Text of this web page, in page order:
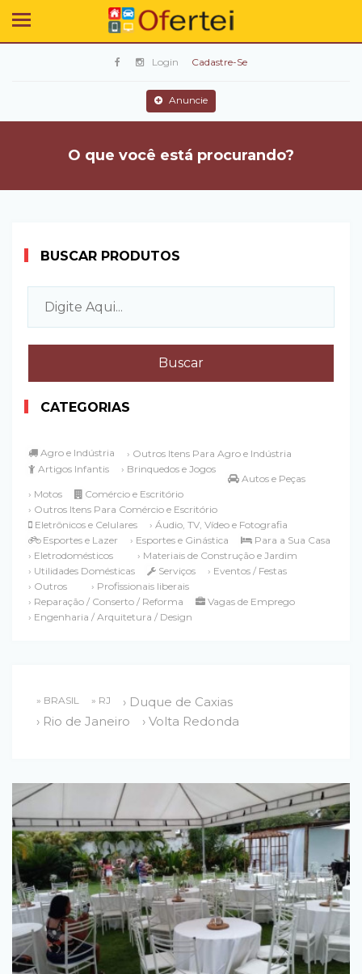
Login Cadastre-Se
Anuncie
O que você está procurando?
BUSCAR PRODUTOS
CATEGORIAS
Agro e Indústria
› Outros Itens Para Agro e Indústria
Artigos Infantis
› Brinquedos e Jogos
Autos e Peças
› Motos
Comércio e Escritório
› Outros Itens Para Comércio e Escritório
Eletrônicos e Celulares
› Áudio, TV, Vídeo e Fotografia
Esportes e Lazer
› Esportes e Ginástica
Para a Sua Casa
› Eletrodomésticos
› Materiais de Construção e Jardim
› Utilidades Domésticas
Serviços
› Eventos / Festas
› Outros
› Profissionais liberais
› Reparação / Conserto / Reforma
Vagas de Emprego
› Engenharia / Arquitetura / Design
» BRASIL » RJ
› Duque de Caxias
› Rio de Janeiro
› Volta Redonda